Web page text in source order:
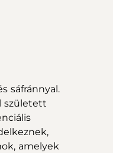
sáfránnyal.
született
amelyek